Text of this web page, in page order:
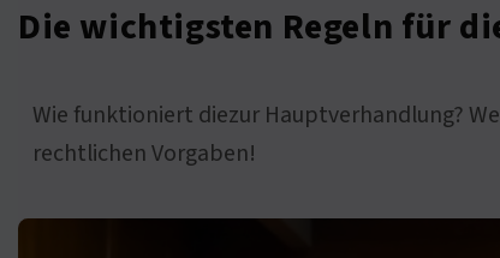
Die wichtigsten Regeln für
Wie funktioniert diezur Hauptverhandlung?
rechtlichen Vorgaben!